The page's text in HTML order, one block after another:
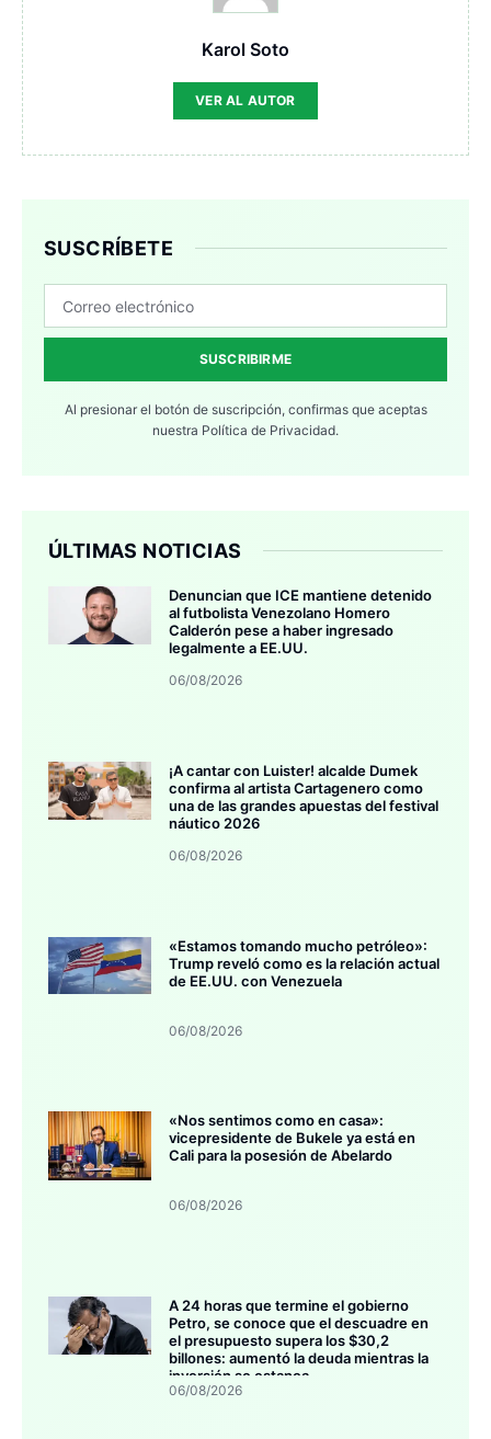
Karol Soto
VER AL AUTOR
SUSCRÍBETE
SUSCRIBIRME
Al presionar el botón de suscripción, confirmas que aceptas
nuestra Política de Privacidad.
ÚLTIMAS NOTICIAS
Denuncian que ICE mantiene detenido
al futbolista Venezolano Homero
Calderón pese a haber ingresado
legalmente a EE.UU.
06/08/2026
¡A cantar con Luister! alcalde Dumek
confirma al artista Cartagenero como
una de las grandes apuestas del festival
náutico 2026
06/08/2026
«Estamos tomando mucho petróleo»:
Trump reveló como es la relación actual
de EE.UU. con Venezuela
06/08/2026
«Nos sentimos como en casa»:
vicepresidente de Bukele ya está en
Cali para la posesión de Abelardo
06/08/2026
A 24 horas que termine el gobierno
Petro, se conoce que el descuadre en
el presupuesto supera los $30,2
billones: aumentó la deuda mientras la
inversión se estanca
06/08/2026